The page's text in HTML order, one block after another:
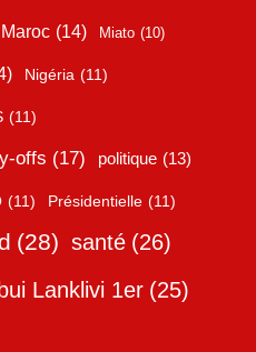
Maroc (14) Miato (10)
Nigéria (11)
(11)
offs (17) politique (13)
(11) Présidentielle (11)
(28) santé (26)
Lanklivi 1er (25)